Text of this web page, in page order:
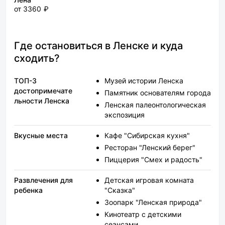
от 3360 ₽
Где остановиться в Ленске и куда
сходить?
ТОП-3
достопримечате
льности Ленска
Музей истории Ленска
Памятник основателям города
Ленская палеонтологическая
экспозиция
Вкусные места
Кафе "Сибирская кухня"
Ресторан "Ленский берег"
Пиццерия "Смех и радость"
Развлечения для
ребенка
Детская игровая комната
"Сказка"
Зоопарк "Ленская природа"
Кинотеатр с детскими